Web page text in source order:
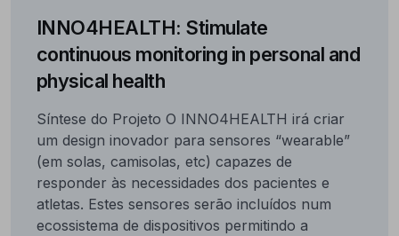
INNO4HEALTH: Stimulate
continuous monitoring in personal and
physical health
Síntese do Projeto O INNO4HEALTH irá criar
um design inovador para sensores “wearable”
(em solas, camisolas, etc) capazes de
responder às necessidades dos pacientes e
atletas. Estes sensores serão incluídos num
ecossistema de dispositivos permitindo a